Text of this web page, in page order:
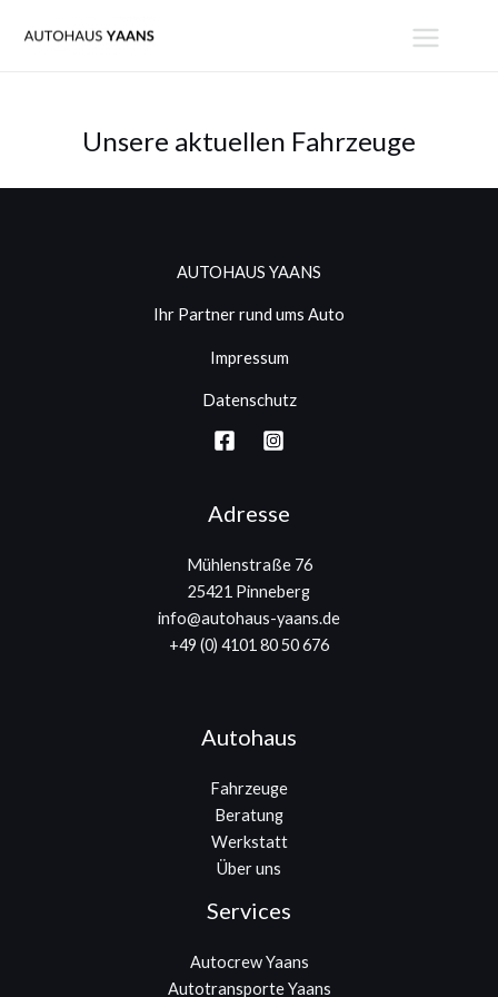
Inhalt
Unsere aktuellen Fahrzeuge
AUTOHAUS YAANS
Ihr Partner rund ums Auto
Impressum
Datenschutz
Adresse
Mühlenstraße 76
25421 Pinneberg
info@autohaus-yaans.de
+49 (0) 4101 80 50 676
Autohaus
Fahrzeuge
Beratung
Werkstatt
Über uns
Services
Autocrew Yaans
Autotransporte Yaans